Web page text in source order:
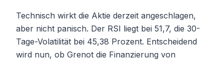
Technisch wirkt die Aktie derzeit angeschlagen,
aber nicht panisch. Der RSI liegt bei 51,7, die 30-
Tage-Volatilität bei 45,38 Prozent. Entscheidend
wird nun, ob Grenot die Finanzierung von